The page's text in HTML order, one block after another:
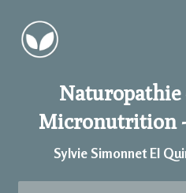
Micronutrition
Sylvie Simonnet EI